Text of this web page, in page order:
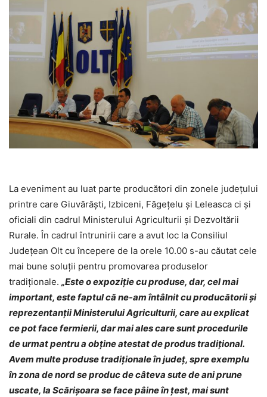
La eveniment au luat parte producători din zonele județului
printre care Giuvărăști, Izbiceni, Făgețelu și Leleasca ci și
oficiali din cadrul Ministerului Agriculturii şi Dezvoltării
Rurale. În cadrul întrunirii care a avut loc la Consiliul
Județean Olt cu începere de la orele 10.00 s-au căutat cele
mai bune soluții pentru promovarea produselor
tradiționale. „Este o expoziţie cu produse, dar, cel mai
important, este faptul că ne-am întâlnit cu producătorii şi
reprezentanţii Ministerului Agriculturii, care au explicat
ce pot face fermierii, dar mai ales care sunt procedurile
de urmat pentru a obţine atestat de produs tradiţional.
Avem multe produse tradiţionale în judeţ, spre exemplu
în zona de nord se produc de câteva sute de ani prune
uscate, la Scărişoara se face pâine în ţest, mai sunt